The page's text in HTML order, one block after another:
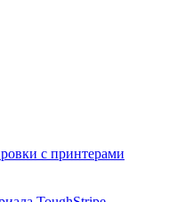
с принтерами